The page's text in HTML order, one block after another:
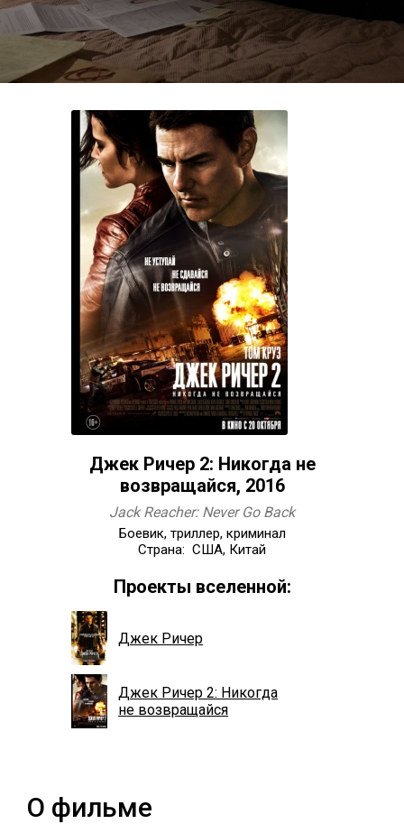
Джек Ричер 2: Никогда не
возвращайся, 2016
Jack Reacher: Never Go Back
Боевик, триллер, криминал
Страна: США, Китай
Проекты вселенной:
Джек Ричер
Джек Ричер 2: Никогда
не возвращайся
О фильме